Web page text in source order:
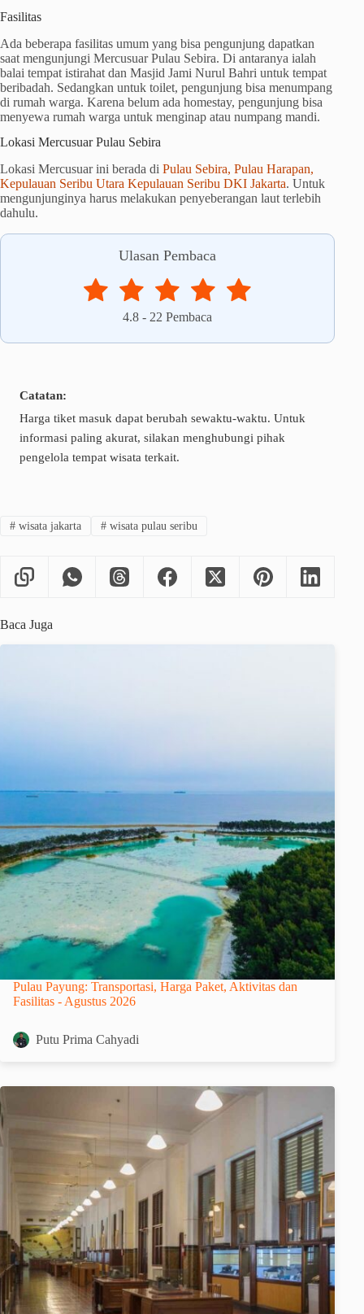
Fasilitas
Ada beberapa fasilitas umum yang bisa pengunjung dapatkan
saat mengunjungi Mercusuar Pulau Sebira. Di antaranya ialah
balai tempat istirahat dan Masjid Jami Nurul Bahri untuk tempat
beribadah. Sedangkan untuk toilet, pengunjung bisa menumpang
di rumah warga. Karena belum ada homestay, pengunjung bisa
menyewa rumah warga untuk menginap atau numpang mandi.
Lokasi Mercusuar Pulau Sebira
Lokasi Mercusuar ini berada di Pulau Sebira, Pulau Harapan,
Kepulauan Seribu Utara Kepulauan Seribu DKI Jakarta. Untuk
mengunjunginya harus melakukan penyeberangan laut terlebih
dahulu.
Ulasan Pembaca
4.8 - 22 Pembaca
Catatan:
Harga tiket masuk dapat berubah sewaktu-waktu. Untuk
informasi paling akurat, silakan menghubungi pihak
pengelola tempat wisata terkait.
#wisata jakarta #wisata pulau seribu
Baca Juga
Pulau Payung: Transportasi, Harga Paket, Aktivitas dan
Fasilitas - Agustus 2026
Putu Prima Cahyadi